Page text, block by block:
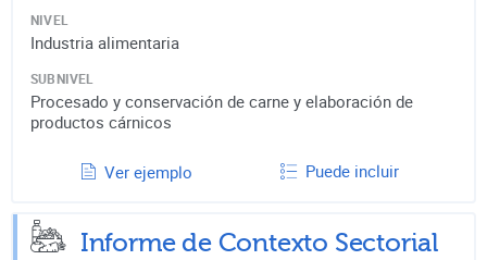
NIVEL
Industria alimentaria
SUBNIVEL
Procesado y conservación de carne y elaboración de
productos cárnicos
Ver ejemplo Puede incluir
Informe de Contexto Sectorial